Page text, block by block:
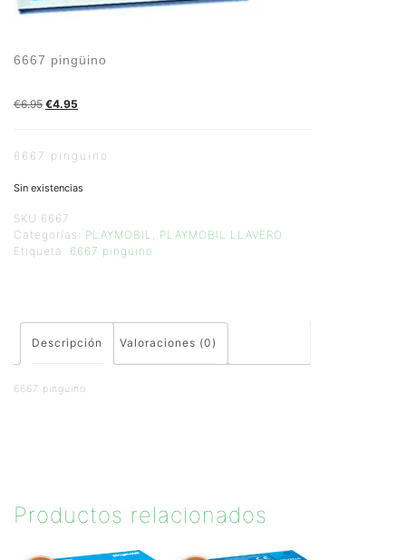
6667 pingüino
€6.95 €4.95
6667 pingüino
Sin existencias
SKU: 6667
Categorías: PLAYMOBIL
PLAYMOBIL LLAVERO
Etiqueta: 6667 pingüino
Descripción Valoraciones (0)
6667 pingüino
Productos relacionados